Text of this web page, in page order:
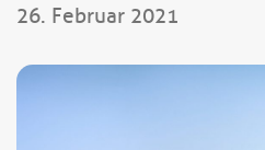
26. Februar 2021